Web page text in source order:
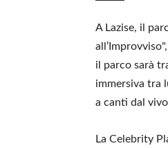
A Lazise, il
il parco sarà
immersiva tra
a canti dal
La Celebrity